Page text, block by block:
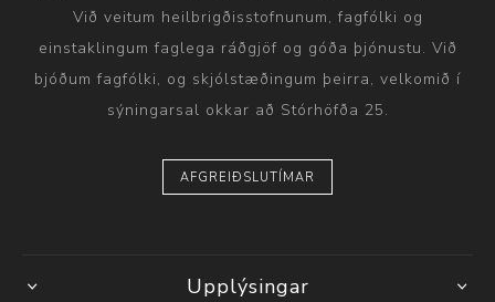
Við veitum heilbrigðisstofnunum, fagfólki og
einstaklingum faglega ráðgjöf og góða þjónustu. Við
bjóðum fagfólki, og skjólstæðingum þeirra, velkomið í
sýningarsal okkar að Stórhöfða 25.
AFGREIÐSLUTÍMAR
Upplýsingar